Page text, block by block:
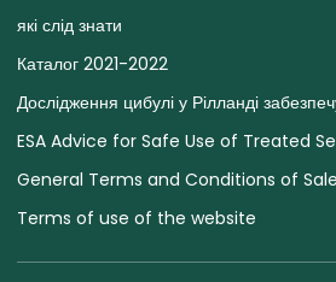
які слід знати
Каталог 2021-2022
Дослідження цибулі у Рілланді
ESA Advice for Safe Use of Treated
General Terms and Conditions of
Terms of use of the website